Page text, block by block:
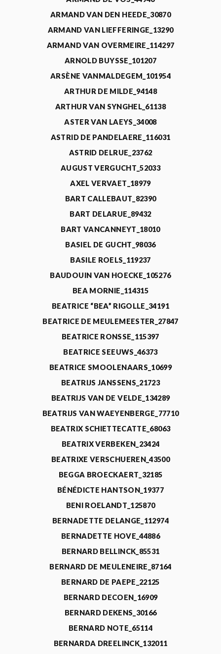
ARMAND VAN DEN HEEDE_30870
ARMAND VAN LIEFFERINGE_13290
ARMAND VAN OVERMEIRE_114297
ARNOLD BUYSSE_101207
ARSÈNE VANMALDEGEM_101954
ARTHUR DE MILDE_94148
ARTHUR VAN SYNGHEL_61138
ASTER VAN LAEYS_34008
ASTRID DE PANDELAERE_116031
ASTRID DELRUE_23762
AUGUST VERGUCHT_52033
AXEL VERVAET_18979
BART CALLEBAUT_82390
BART DELARUE_89432
BART VANCANNEYT_18010
BASIEL DE GUCHT_98036
BASILE ROELS_119237
BAUDOUIN VAN HOECKE_105276
BEA MORNIE_114315
BEATRICE “BEA” RIGOLLE_34191
BEATRICE DE MEULEMEESTER_27847
BEATRICE RONSSE_115397
BEATRICE SEEUWS_46373
BEATRICE SMOOLENAARS_10699
BEATRIJS JANSSENS_21723
BEATRIJS VAN DE VELDE_134289
BEATRIJS VAN WAEYENBERGE_77710
BEATRIX SCHIETTECATTE_68063
BEATRIX VERBEKEN_23424
BEATRIXE VERSCHUEREN_43500
BEGGA BROECKAERT_32185
BÉNÉDICTE HANTSON_19377
BENI ROELANDT_125870
BERNADETTE DELANGE_112974
BERNADETTE HOVE_44886
BERNARD BELLINCK_85531
BERNARD DE MEULENEIRE_87164
BERNARD DE PAEPE_22125
BERNARD DECOEN_16909
BERNARD DEKENS_30166
BERNARD NOTE_65114
BERNARDA DREELINCK_132011